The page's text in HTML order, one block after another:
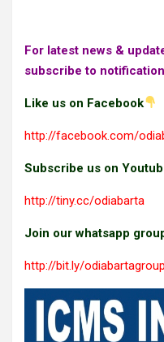
For latest news &
subscribe to
Like us on Facebook
http://facebook.com/
Subscribe us on
http://tiny.cc/odiabarta
Join our whatsapp
http://bit.ly/